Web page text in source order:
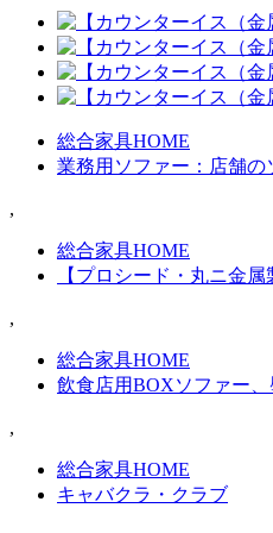
総合家具HOME
業務用ソファー：店舗
,
総合家具HOME
【プロシード・丸ニ金
,
総合家具HOME
飲食店用BOXソファー
,
総合家具HOME
キャバクラ・クラブ